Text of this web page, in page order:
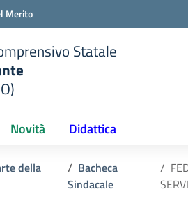
Merito
Statale
Novità Didattica
della
Bacheca
Sindacale